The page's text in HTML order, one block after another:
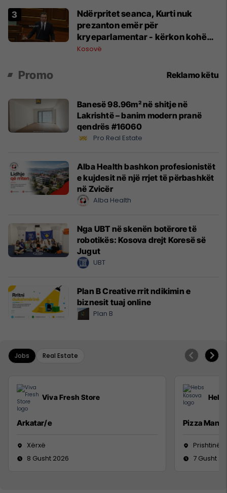
Ndërpritet seanca, Kurti nuk
prezanton emër për
kryeparlamentar - kërkon kohë
shtesë për marrëveshje politike
Kosovë
Promo Reklamo këtu
Banesë 98.96m² në shitje në
Lakrishtë – banim modern pranë
qendrës #16060
Pro Real Estate
Alba Health bashkon profesionistët
e kujdesit në një rrjet të përbashkët
në Zvicër
Alba Health
Nga UBT në skenën botërore të
robotikës: Kosova drejt Koresë së
Jugut
UBT
Plan B Creative rrit ndikimin e
biznesit tuaj online
Plan B
Jobs Real Estate
Viva Fresh Store
Arkatar/e
Xërxë
8 Gusht 2026
Pizza Man
Prishtinë
7 Gusht